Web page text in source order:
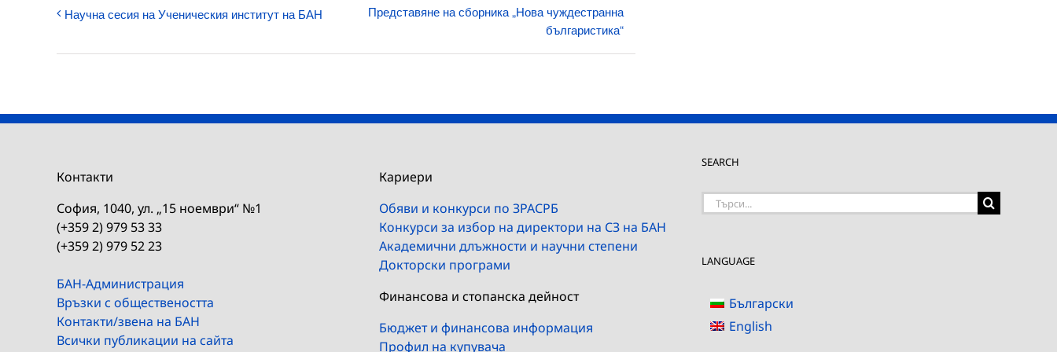
Научна сесия на Ученическия институт на БАН
Представяне на сборника „Нова чуждестранна
българистика“
Контакти
София, 1040, ул. „15 ноември“ №1
(+359 2) 979 53 33
(+359 2) 979 52 23
БАН-Администрация
Връзки с обществеността
Контакти/звена на БАН
Всички публикации на сайта
Кариери
Обяви и конкурси по ЗРАСРБ
Конкурси за избор на директори на СЗ на БАН
Академични длъжности и научни степени
Докторски програми
Финансова и стопанска дейност
Бюджет и финансова информация
Профил на купувача
SEARCH
Търсене
LANGUAGE
Български
English